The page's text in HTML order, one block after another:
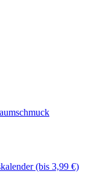
(bis 3,99 €)